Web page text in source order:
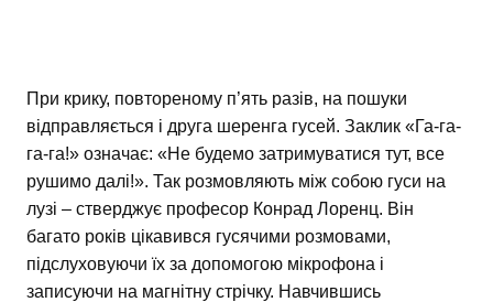
При крику, повтореному п’ять разів, на пошуки
відправляється і друга шеренга гусей. Заклик «Га-га-
га-га!» означає: «Не будемо затримуватися тут, все
рушимо далі!». Так розмовляють між собою гуси на
лузі – стверджує професор Конрад Лоренц. Він
багато років цікавився гусячими розмовами,
підслуховуючи їх за допомогою мікрофона і
записуючи на магнітну стрічку. Навчившись